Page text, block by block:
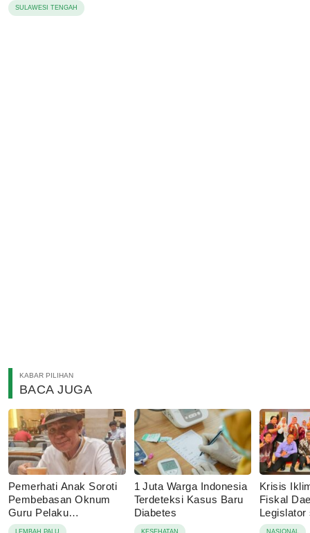
SULAWESI TENGAH
KABAR PILIHAN
BACA JUGA
Pemerhati Anak Soroti
Pembebasan Oknum
Guru Pelaku
Pencabulan, Desak
1 Juta Warga Indonesia
Terdeteksi Kasus Baru
Diabetes
Krisis
Fiskal
Legislator
Dorong